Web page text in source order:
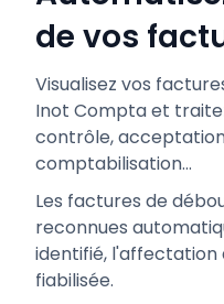
de vos
Visualisez vos
Inot Compta et
contrôle,
comptabilisation…
Les factures de
reconnues
identifié, l'affectation
fiabilisée.